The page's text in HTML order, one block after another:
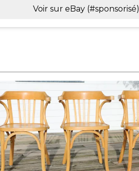
Voir sur eBay (#sponsorisé)